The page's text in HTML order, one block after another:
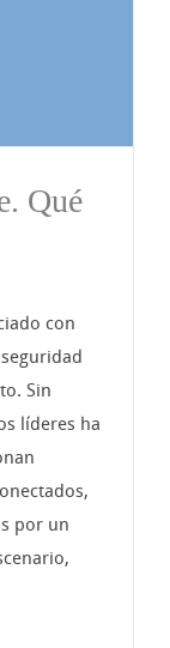
Qué
con
Sin
líderes ha
por un